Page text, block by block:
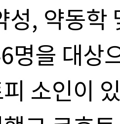
성, 약동학
명을 대상
소인이